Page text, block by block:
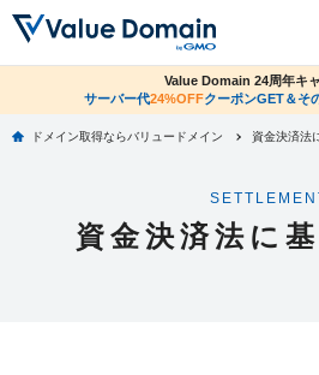
ドメイン登録
サーバートップ
セキュリティ
co.jpドメイン✕コアサーバーV2ビジ
サーバー料金1年間無料
Value Domain 24周年キ
サーバー代24%OFFクーポンGET＆そ
ドメイン取得ならバリュードメイン 資金決済法
資金決済法に